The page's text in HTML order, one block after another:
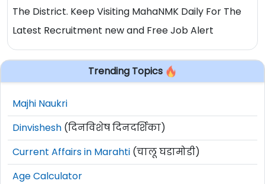
The District. Keep Visiting MahaNMK Daily For The
Latest Recruitment new and Free Job Alert
Trending Topics
Majhi Naukri
Dinvishesh (दिनविशेष दिनदर्शिका)
Current Affairs in Marahti (चालू घडामोडी)
Age Calculator